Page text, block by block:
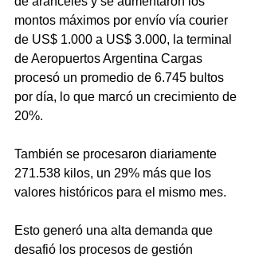
montos máximos por envío vía courier
de US$ 1.000 a US$ 3.000, la terminal
de Aeropuertos Argentina Cargas
procesó un promedio de 6.745 bultos
por día, lo que marcó un crecimiento de
20%.
También se procesaron diariamente
271.538 kilos, un 29% más que los
valores históricos para el mismo mes.
Esto generó una alta demanda que
desafió los procesos de gestión